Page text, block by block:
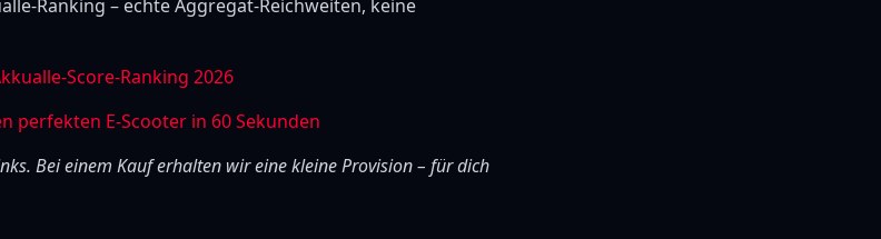
Ranking – echte Aggregat-Reichweiten, keine
Score-Ranking 2026
perfekten E-Scooter in 60 Sekunden
Bei einem Kauf erhalten wir eine kleine Provision – für dich